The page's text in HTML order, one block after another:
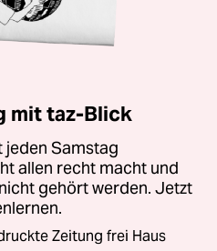
mit taz-Blick
jeden Samstag
allen recht macht und
gehört werden. Jetzt
Zeitung frei Haus